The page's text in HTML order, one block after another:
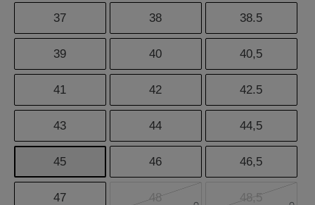
37 38 38.5
39 40 40,5
41 42 42.5
43 44 44,5
45 46 46,5
47 48 48,5